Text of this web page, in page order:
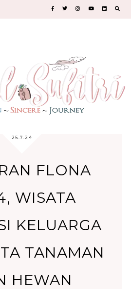
25.7.24
FLONA
WISATA
KELUARGA
TANAMAN
HEWAN